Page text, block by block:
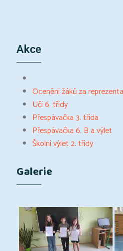
Akce
Ocenění žáků za
Učí 6. třídy
Přespávačka 3. třída
Přespávačka 6. B a výlet
Školní výlet 2. třídy
Galerie